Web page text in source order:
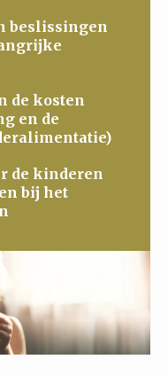
beslissingen
de kosten
en de
de kinderen
bij het